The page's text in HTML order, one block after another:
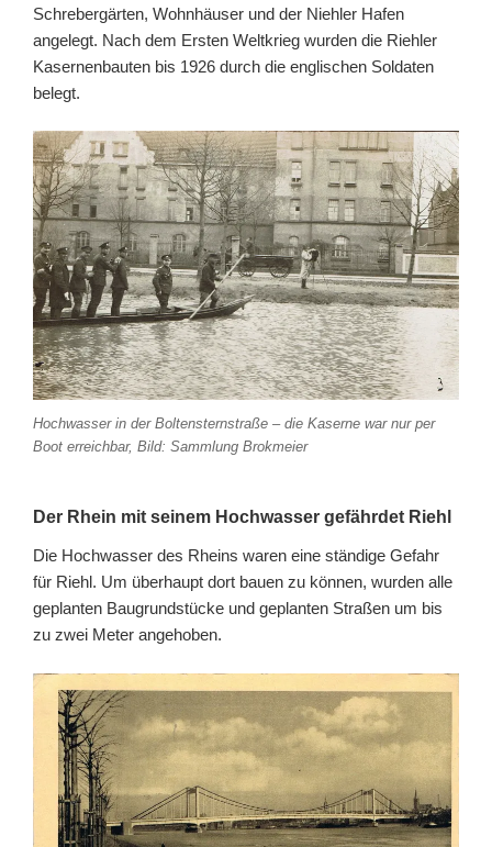
Schrebergärten, Wohnhäuser und der Niehler Hafen
angelegt. Nach dem Ersten Weltkrieg wurden die Riehler
Kasernenbauten bis 1926 durch die englischen Soldaten
belegt.
Hochwasser in der Boltensternstraße – die Kaserne war nur per
Boot erreichbar, Bild: Sammlung Brokmeier
Der Rhein mit seinem Hochwasser gefährdet Riehl
Die Hochwasser des Rheins waren eine ständige Gefahr
für Riehl. Um überhaupt dort bauen zu können, wurden alle
geplanten Baugrundstücke und geplanten Straßen um bis
zu zwei Meter angehoben.